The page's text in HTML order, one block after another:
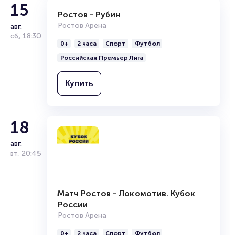
15
авг.
сб, 18:30
Ростов - Рубин
Ростов Арена
0+ 2 часа Спорт
Футбол
Российская Премьер Лига
Купить
18
авг.
вт, 20:45
Матч Ростов - Локомотив. Кубок
России
Ростов Арена
0+ 2 часа Спорт Футбол